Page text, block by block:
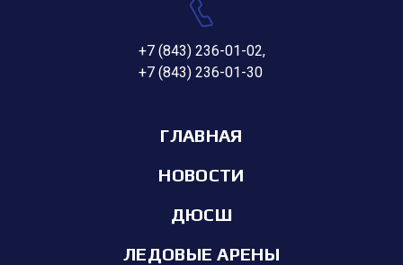
+7 (843) 236-01-02,
+7 (843) 236-01-30
ГЛАВНАЯ
НОВОСТИ
ДЮСШ
ЛЕДОВЫЕ АРЕНЫ